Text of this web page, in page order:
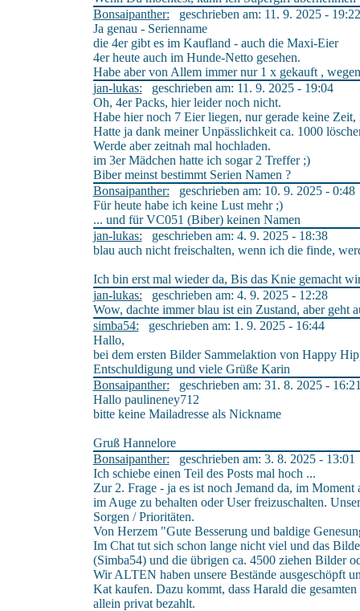
Bonsaipanther: geschrieben am: 11. 9. 2025 - 19:22
Ja genau - Serienname
die 4er gibt es im Kaufland - auch die Maxi-Eier
4er heute auch im Hunde-Netto gesehen.
Habe aber von Allem immer nur 1 x gekauft ,
jan-lukas: geschrieben am: 11. 9. 2025 - 19:04
Oh, 4er Packs, hier leider noch nicht.
Habe hier noch 7 Eier liegen, nur gerade keine
Hatte ja dank meiner Unpässlichkeit ca. 1000
Werde aber zeitnah mal hochladen.
im 3er Mädchen hatte ich sogar 2 Treffer ;)
Biber meinst bestimmt Serien Namen ?
Bonsaipanther: geschrieben am: 10. 9. 2025 - 0:48
Für heute habe ich keine Lust mehr ;)
... und für VC051 (Biber) keinen Namen
jan-lukas: geschrieben am: 4. 9. 2025 - 18:38
blau auch nicht freischalten, wenn ich die finde,
Ich bin erst mal wieder da, Bis das Knie gemacht
jan-lukas: geschrieben am: 4. 9. 2025 - 12:28
Wow, dachte immer blau ist ein Zustand, aber geht
simba54: geschrieben am: 1. 9. 2025 - 16:44
Hallo,
bei dem ersten Bilder Sammelaktion von Happy
Entschuldigung und viele Grüße Karin
Bonsaipanther: geschrieben am: 31. 8. 2025 -
Hallo paulineney712
bitte keine Mailadresse als Nickname
Gruß Hannelore
Bonsaipanther: geschrieben am: 3. 8. 2025 - 13:01
Ich schiebe einen Teil des Posts mal hoch ...
Zur 2. Frage - ja es ist noch Jemand da, im
im Auge zu behalten oder User freizuschalten.
Sorgen / Prioritäten.
Von Herzem "Gute Besserung und baldige
Im Chat tut sich schon lange nicht viel und das
(Simba54) und die übrigen ca. 4500 ziehen Bilder
Wir ALTEN haben unsere Bestände ausgeschöpft
Kat kaufen. Dazu kommt, dass Harald die
allein privat bezahlt.